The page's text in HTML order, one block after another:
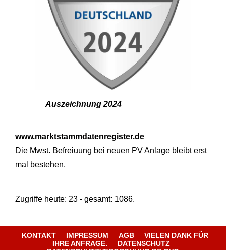
Auszeichnung 2024
www.marktstammdatenregister.de
Die Mwst. Befreiuung bei neuen PV Anlage bleibt erst
mal bestehen.
Zugriffe heute: 23 - gesamt: 1086.
KONTAKT IMPRESSUM AGB
VIELEN DANK FÜR
IHRE ANFRAGE.
DATENSCHUTZ